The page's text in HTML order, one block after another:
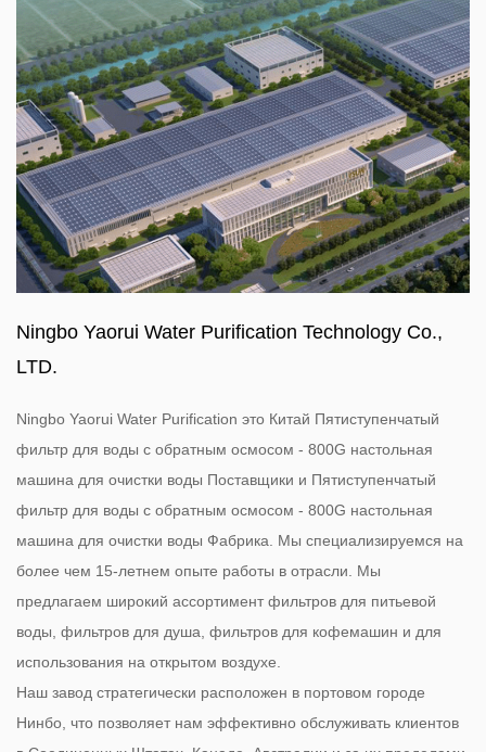
Ningbo Yaorui Water Purification Technology Co.,
LTD.
Ningbo Yaorui Water Purification это Китай Пятиступенчатый
фильтр для воды с обратным осмосом - 800G настольная
машина для очистки воды Поставщики и Пятиступенчатый
фильтр для воды с обратным осмосом - 800G настольная
машина для очистки воды Фабрика . Мы специализируемся на
более чем 15-летнем опыте работы в отрасли. Мы
предлагаем широкий ассортимент фильтров для питьевой
воды, фильтров для душа, фильтров для кофемашин и для
использования на открытом воздухе.
Наш завод стратегически расположен в портовом городе
Нинбо, что позволяет нам эффективно обслуживать клиентов